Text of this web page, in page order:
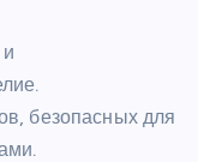
безопасных для